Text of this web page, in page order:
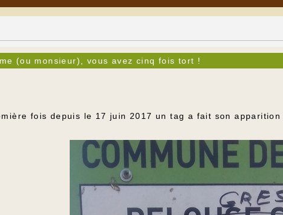
(ou monsieur), vous avez cinq fois tort !
fois depuis le 17 juin 2017 un tag a fait son apparition